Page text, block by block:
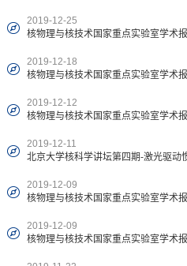
2019-12-25
核物理与核技术国家重点实验室学术
2019-12-18
核物理与核技术国家重点实验室学术
2019-12-12
核物理与核技术国家重点实验室学术
2019-12-11
北京大学核科学讲坛第四期-激光驱动
2019-12-09
核物理与核技术国家重点实验室学术
2019-12-09
核物理与核技术国家重点实验室学术